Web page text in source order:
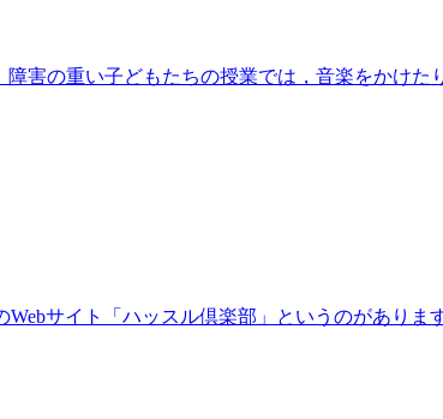
障害の重い子どもたちの授業では，音楽をかけ
Webサイト「ハッスル倶楽部」というのがあり